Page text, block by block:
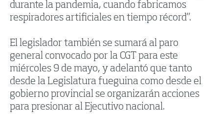
durante la pandemia, cuando fabricamos
respiradores artificiales en tiempo récord”.
El legislador también se sumará al paro
general convocado por la CGT para este
miércoles 9 de mayo, y adelantó que tanto
desde la Legislatura fueguina como desde el
gobierno provincial se organizarán acciones
para presionar al Ejecutivo nacional.